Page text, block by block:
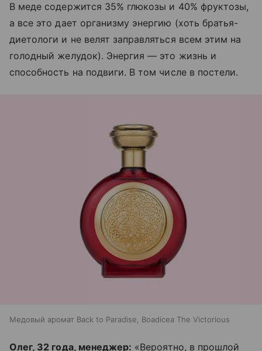
В меде содержится 35% глюкозы и 40% фруктозы,
а все это дает организму энергию (хоть братья-
диетологи и не велят заправляться всем этим на
голодный желудок). Энергия — это жизнь и
способность на подвиги. В том числе в постели.
Медовый аромат Back to Paradise, Boadicea The Victorious
Олег, 32 года, менеджер: «Вероятно, в прошлой